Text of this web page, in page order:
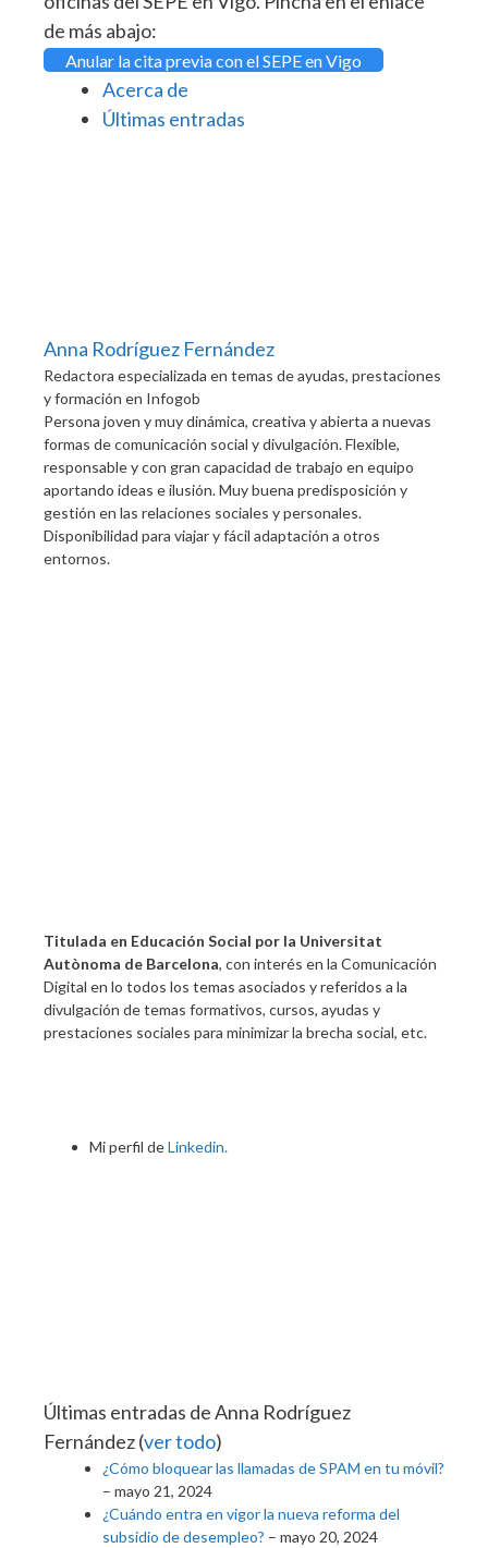
de más abajo:
Anular la cita previa con el SEPE en Vigo
Acerca de
Últimas entradas
Anna Rodríguez Fernández
Redactora especializada en temas de ayudas, prestaciones
y formación en Infogob
Persona joven y muy dinámica, creativa y abierta a nuevas
formas de comunicación social y divulgación. Flexible,
responsable y con gran capacidad de trabajo en equipo
aportando ideas e ilusión. Muy buena predisposición y
gestión en las relaciones sociales y personales.
Disponibilidad para viajar y fácil adaptación a otros
entornos.
Titulada en Educación Social por la Universitat
Autònoma de Barcelona, con interés en la Comunicación
Digital en lo todos los temas asociados y referidos a la
divulgación de temas formativos, cursos, ayudas y
prestaciones sociales para minimizar la brecha social, etc.
Mi perfil deLinkedin.
Últimas entradas de Anna Rodríguez
Fernández(ver todo)
¿Cómo bloquear las llamadas de SPAM en tu móvil?
– mayo 21, 2024
¿Cuándo entra en vigor la nueva reforma del
subsidio de desempleo? – mayo 20, 2024